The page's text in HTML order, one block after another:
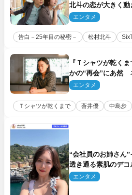
北斗の恋が大きく動
エンタメ
告白－25年目の秘密－ 松村北斗
『Ｔシャツが乾くま
かの“再会”にあ然
した!!」「今さら?!
エンタメ
Ｔシャツが乾くまで 蒼井優 中島歩
“会社員のお姉さん”
透き通る素肌のデ
響エンタメ